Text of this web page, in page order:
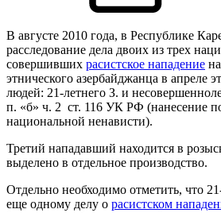
В августе 2010 года, в Республике
расследование дела двоих из трех
совершивших расистское нападение
этнического азербайджанца в апреле
людей: 21-летнего З. и
п. «б» ч. 2 ст. 116 УК РФ (нанесение
национальной ненависти).
Третий нападавший находится в
выделено в отдельное производство.
Отдельно необходимо отметить, что
еще одному делу о расистском